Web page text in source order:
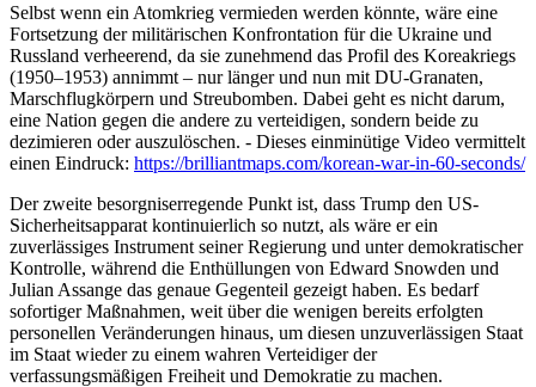
Selbst wenn ein Atomkrieg vermieden werden könnte, wäre eine
Fortsetzung der militärischen Konfrontation für die Ukraine und
Russland verheerend, da sie zunehmend das Profil des Koreakriegs
(1950–1953) annimmt – nur länger und nun mit DU-Granaten,
Marschflugkörpern und Streubomben. Dabei geht es nicht darum,
eine Nation gegen die andere zu verteidigen, sondern beide zu
dezimieren oder auszulöschen. - Dieses einminütige Video vermittelt
einen Eindruck: https://brilliantmaps.com/korean-war-in-60-seconds/
Der zweite besorgniserregende Punkt ist, dass Trump den US-
Sicherheitsapparat kontinuierlich so nutzt, als wäre er ein
zuverlässiges Instrument seiner Regierung und unter demokratischer
Kontrolle, während die Enthüllungen von Edward Snowden und
Julian Assange das genaue Gegenteil gezeigt haben. Es bedarf
sofortiger Maßnahmen, weit über die wenigen bereits erfolgten
personellen Veränderungen hinaus, um diesen unzuverlässigen Staat
im Staat wieder zu einem wahren Verteidiger der
verfassungsmäßigen Freiheit und Demokratie zu machen.